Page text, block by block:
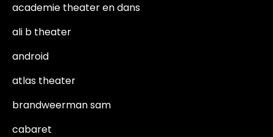
academie theater en dans
ali b theater
android
atlas theater
brandweerman sam
cabaret